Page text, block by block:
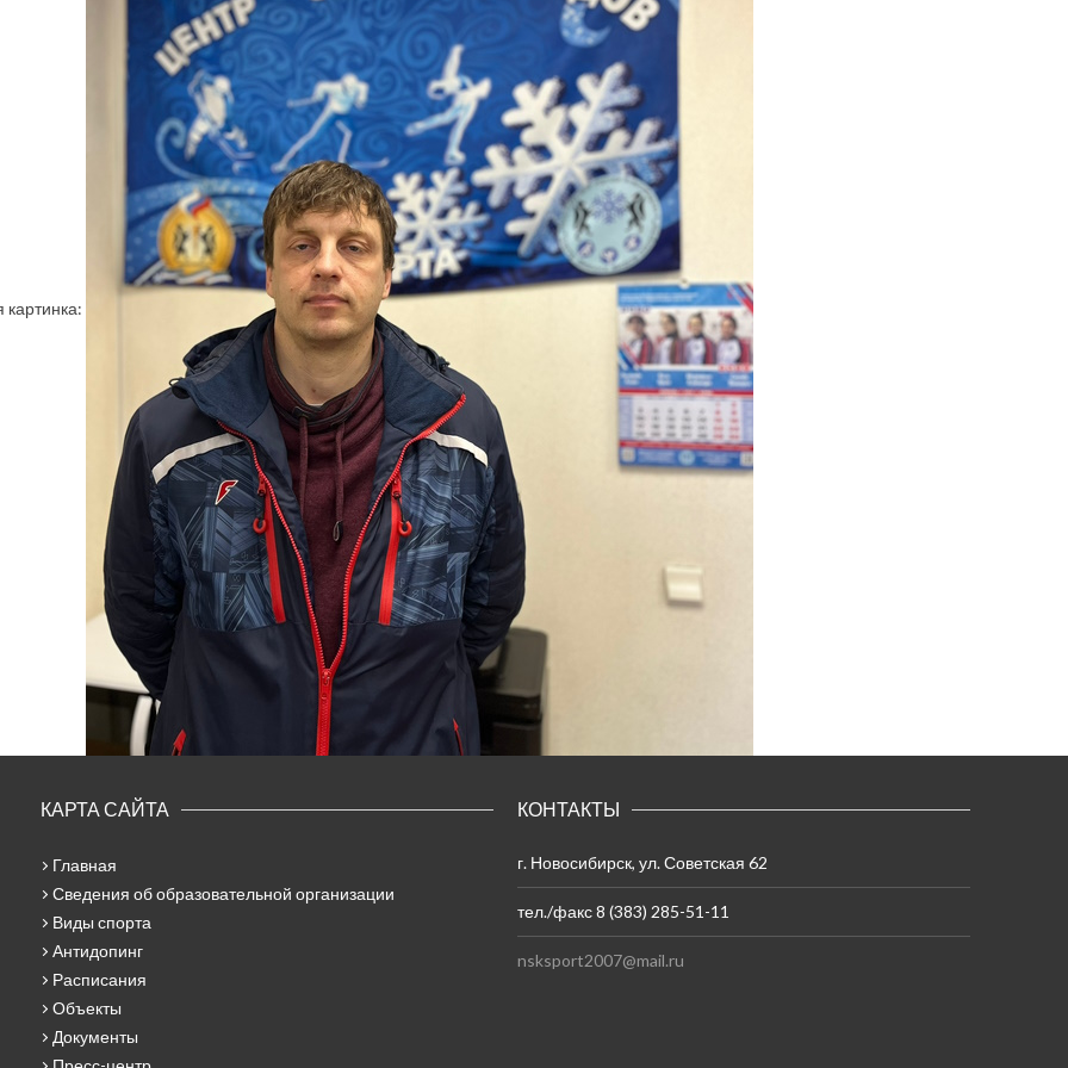
картинка:
КАРТА САЙТА
Главная
Сведения об образовательной организации
Виды спорта
Антидопинг
Расписания
Объекты
Документы
КОНТАКТЫ
г. Новосибирск, ул. Советская 62
тел./факс 8 (383) 285-51-11
nsksport2007@mail.ru